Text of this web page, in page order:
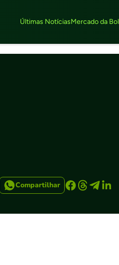
Últimas NotíciasMercado da
Compartilhar